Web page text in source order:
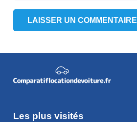
LAISSER UN COMMENTAIRE
Les plus visités